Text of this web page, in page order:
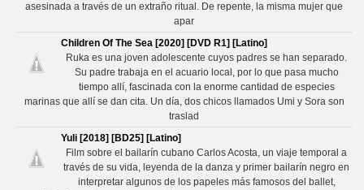
asesinada a través de un extraño ritual. De repente, la misma mujer que
apar
Children Of The Sea [2020] [DVD R1] [Latino]
Ruka es una joven adolescente cuyos padres se han separado.
Su padre trabaja en el acuario local, por lo que pasa mucho
tiempo allí, fascinada con la enorme cantidad de especies
marinas que allí se dan cita. Un día, dos chicos llamados Umi y Sora son
traslad
Yuli [2018] [BD25] [Latino]
Film sobre el bailarín cubano Carlos Acosta, un viaje temporal a
través de su vida, leyenda de la danza y primer bailarín negro en
interpretar algunos de los papeles más famosos del ballet,